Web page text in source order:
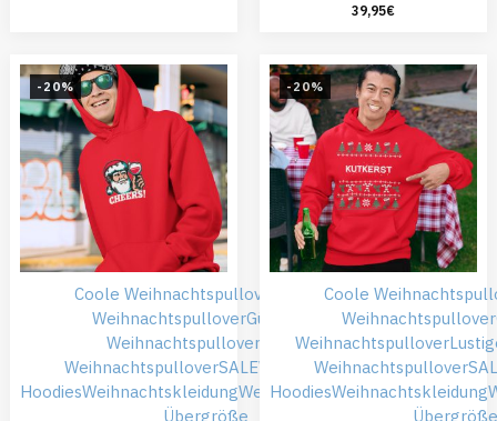
39,95€
-20%
Coole Weihnachtspullover
Falsche
WeihnachtspulloverGünstiger
Weihnachtspullover Roter
WeihnachtspulloverSALEWeihnachts
HoodiesWeihnachtskleidungWeihnachtspullover
Übergröße
-20%
Coole
Weihnachtspullover
Weihnachtspullover
Weihnachtspullover
HoodiesWeihnachtskleidung